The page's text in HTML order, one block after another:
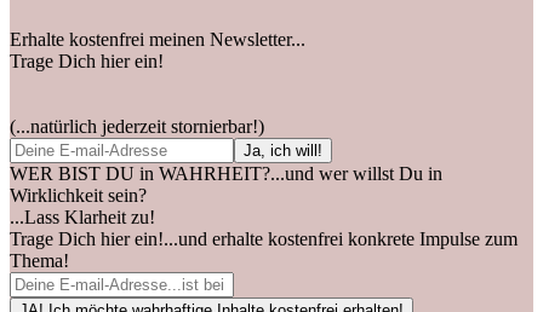
Erhalte kostenfrei meinen Newsletter...
Trage Dich hier ein!
(...natürlich jederzeit stornierbar!)
WER BIST DU in WAHRHEIT?...und wer willst Du in
Wirklichkeit sein?
...Lass Klarheit zu!
Trage Dich hier ein!...und erhalte kostenfrei konkrete Impulse zum
Thema!